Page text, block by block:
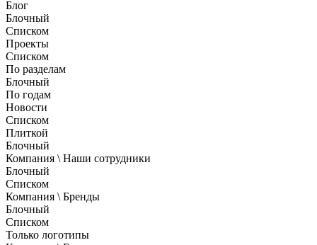
Блог
Блочный
Списком
Проекты
Списком
По разделам
Блочный
По годам
Новости
Списком
Плиткой
Блочный
Компания \ Наши сотрудники
Блочный
Списком
Компания \ Бренды
Блочный
Списком
Только логотипы